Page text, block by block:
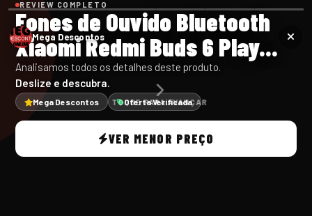
Mega Descontos
REVIEW COMPLETO
Fones de Ouvido Bluetooth
Xiaomi Redmi Buds 6 Play...
Analisamos todos os detalhes deste produto.
Deslize e descubra.
Mega Descontos Oferta Verificada
VER MENOR PREÇO
TOQUE PARA AVANÇAR